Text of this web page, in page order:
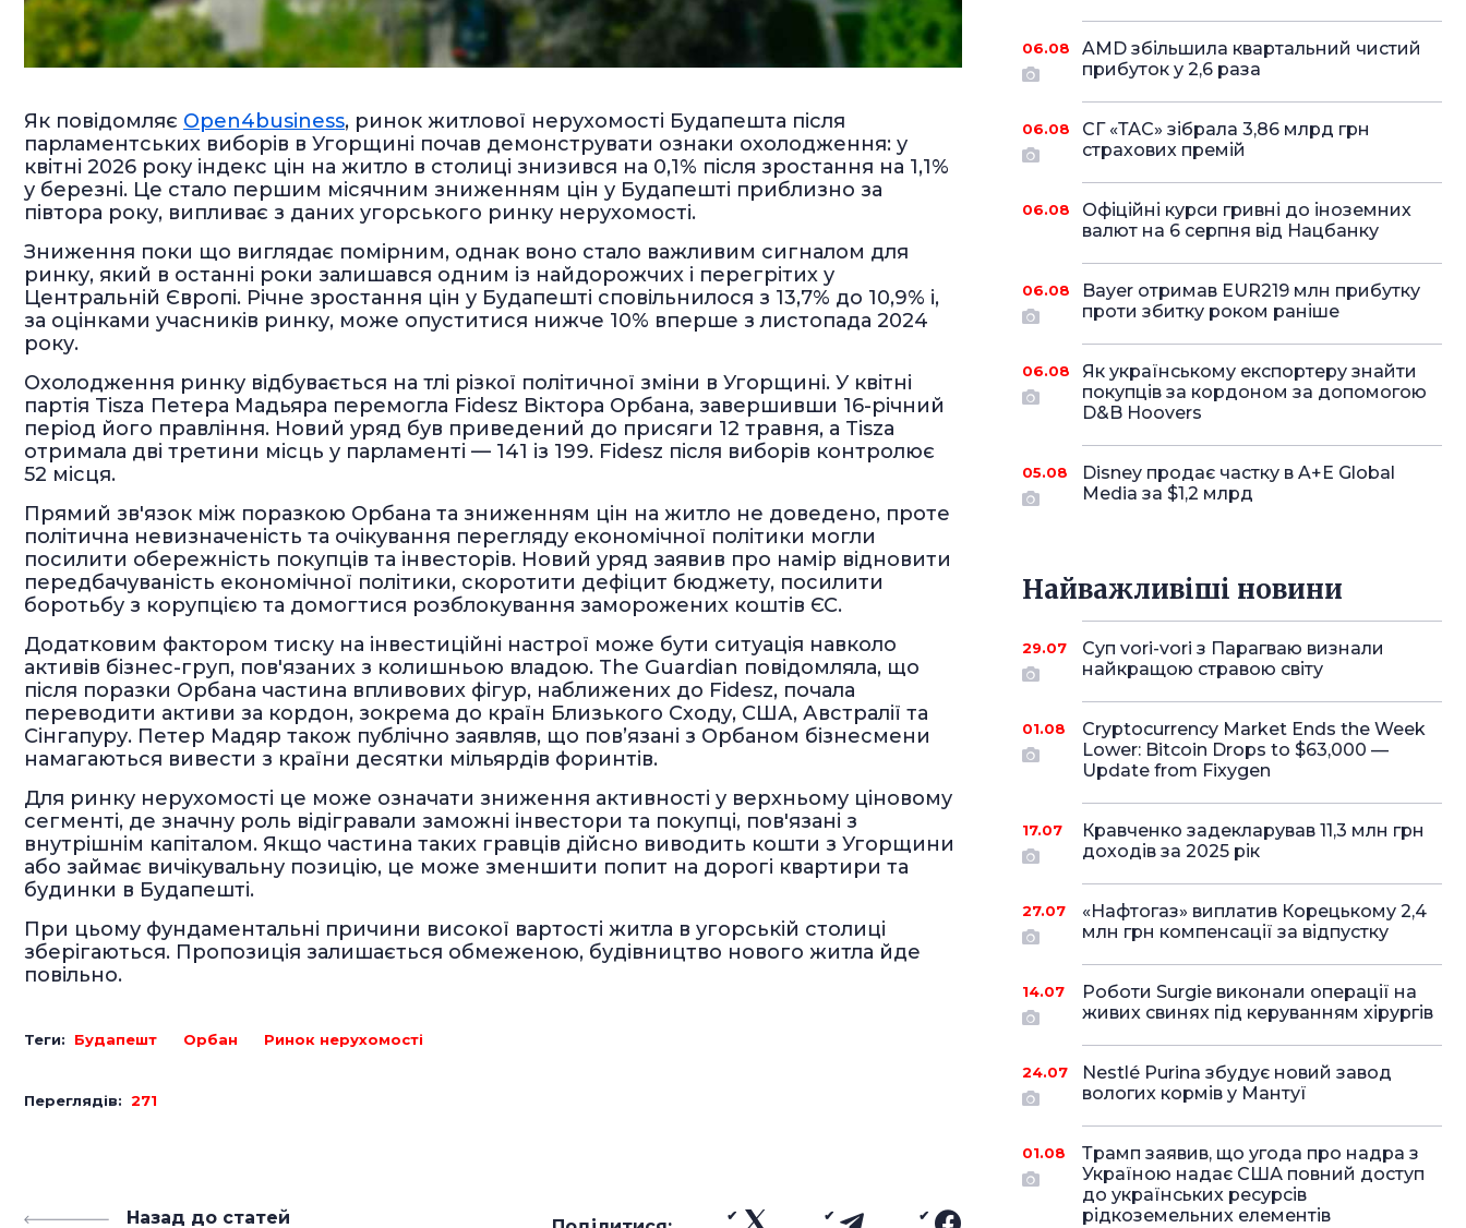
Як повідомляє Open4business, ринок житлової нерухомості Будапешта після
парламентських виборів в Угорщині почав демонструвати ознаки охолодження: у
квітні 2026 року індекс цін на житло в столиці знизився на 0,1% після зростання на 1,1%
у березні. Це стало першим місячним зниженням цін у Будапешті приблизно за
півтора року, випливає з даних угорського ринку нерухомості.
Зниження поки що виглядає помірним, однак воно стало важливим сигналом для
ринку, який в останні роки залишався одним із найдорожчих і перегрітих у
Центральній Європі. Річне зростання цін у Будапешті сповільнилося з 13,7% до 10,9% і,
за оцінками учасників ринку, може опуститися нижче 10% вперше з листопада 2024
року.
Охолодження ринку відбувається на тлі різкої політичної зміни в Угорщині. У квітні
партія Tisza Петера Мадьяра перемогла Fidesz Віктора Орбана, завершивши 16-річний
період його правління. Новий уряд був приведений до присяги 12 травня, а Tisza
отримала дві третини місць у парламенті — 141 із 199. Fidesz після виборів контролює
52 місця.
Прямий зв'язок між поразкою Орбана та зниженням цін на житло не доведено, проте
політична невизначеність та очікування перегляду економічної політики могли
посилити обережність покупців та інвесторів. Новий уряд заявив про намір відновити
передбачуваність економічної політики, скоротити дефіцит бюджету, посилити
боротьбу з корупцією та домогтися розблокування заморожених коштів ЄС.
Додатковим фактором тиску на інвестиційні настрої може бути ситуація навколо
активів бізнес-груп, пов'язаних з колишньою владою. The Guardian повідомляла, що
після поразки Орбана частина впливових фігур, наближених до Fidesz, почала
переводити активи за кордон, зокрема до країн Близького Сходу, США, Австралії та
Сінгапуру. Петер Мадяр також публічно заявляв, що пов’язані з Орбаном бізнесмени
намагаються вивести з країни десятки мільярдів форинтів.
Для ринку нерухомості це може означати зниження активності у верхньому ціновому
сегменті, де значну роль відігравали заможні інвестори та покупці, пов'язані з
внутрішнім капіталом. Якщо частина таких гравців дійсно виводить кошти з Угорщини
або займає вичікувальну позицію, це може зменшити попит на дорогі квартири та
будинки в Будапешті.
При цьому фундаментальні причини високої вартості житла в угорській столиці
зберігаються. Пропозиція залишається обмеженою, будівництво нового житла йде
повільно.
Теги: Будапешт Орбан Ринок нерухомості
Переглядів: 271
Назад до статей
06.08
AMD збільшила квартальний чистий
прибуток у 2,6 раза
06.08
СГ «ТАС» зібрала 3,86 млрд грн
страхових премій
06.08
Офіційні курси гривні до іноземних
валют на 6 серпня від Нацбанку
06.08
Bayer отримав EUR219 млн прибутку
проти збитку роком раніше
06.08
Як українському експортеру знайти
покупців за кордоном за допомогою
D&B Hoovers
05.08
Disney продає частку в A+E Global
Media за $1,2 млрд
Найважливіші новини
29.07
Суп vori-vori з Парагваю визнали
найкращою стравою світу
01.08
Cryptocurrency Market Ends the Week
Lower: Bitcoin Drops to $63,000 —
Update from Fixygen
17.07
Кравченко задекларував 11,3 млн грн
доходів за 2025 рік
27.07
«Нафтогаз» виплатив Корецькому 2,4
млн грн компенсації за відпустку
14.07
Роботи Surgie виконали операції на
живих свинях під керуванням хірургів
24.07
Nestlé Purina збудує новий завод
вологих кормів у Мантуї
01.08
Трамп заявив, що угода про надра з
Україною надає США повний доступ
до українських ресурсів
рідкоземельних елементів